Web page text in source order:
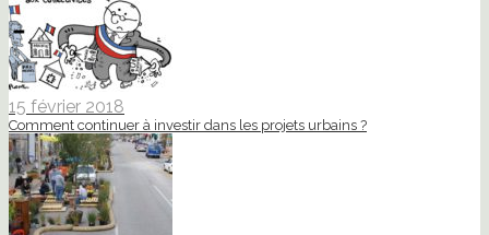
15 février 2018
Comment continuer à investir dans les projets urbains ?